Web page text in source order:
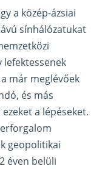
a közép-ázsiai
sínhálózatukat
lefektessenek
már meglévőek
és más
a lépéseket.
geopolitikai
éven belüli